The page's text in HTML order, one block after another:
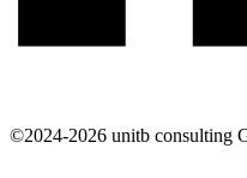
©2024-2026 unitb consulting